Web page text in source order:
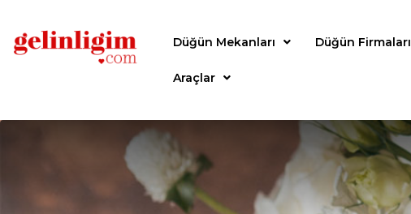
Düğün Mekanları Düğün Firmaları
Araçlar